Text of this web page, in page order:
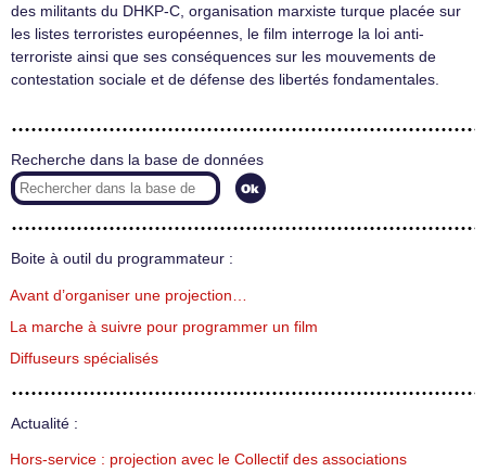
des militants du DHKP-C, organisation marxiste turque placée sur
les listes terroristes européennes, le film interroge la loi anti-
terroriste ainsi que ses conséquences sur les mouvements de
contestation sociale et de défense des libertés fondamentales.
Recherche dans la base de données
Boite à outil du programmateur :
Avant d’organiser une projection…
La marche à suivre pour programmer un film
Diffuseurs spécialisés
Actualité :
Hors-service : projection avec le Collectif des associations